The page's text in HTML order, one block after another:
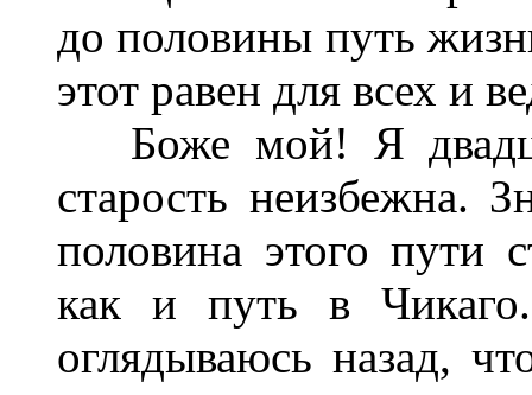
до половины путь
этот равен для всех и
Боже мой! Я
старость
половина этого пути
как и путь в
оглядываюсь назад,